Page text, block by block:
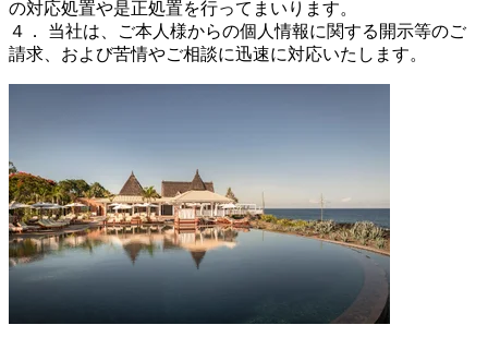
の対応処置や是正処置を行ってまいります。
４． 当社は、ご本人様からの個人情報に関する開示等のご
請求、および苦情やご相談に迅速に対応いたします。